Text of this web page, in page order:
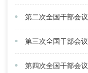
第二次全国干部会议
第三次全国干部会议
第四次全国干部会议